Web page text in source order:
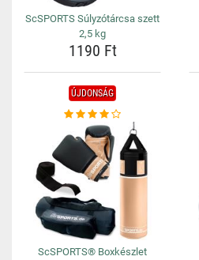
ScSPORTS Súlyzótárcsa szett
2,5 kg
1190 Ft
ÚJDONSÁG
ScSPORTS® Boxkészlet